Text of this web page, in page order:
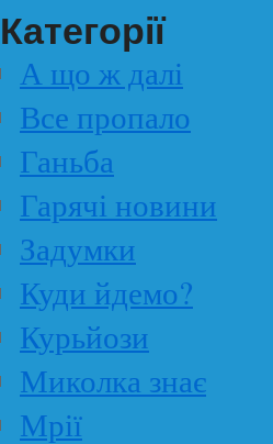
Категорії
А що ж далі
Все пропало
Ганьба
Гарячі новини
Задумки
Куди йдемо?
Курьйози
Миколка знає
Мрії